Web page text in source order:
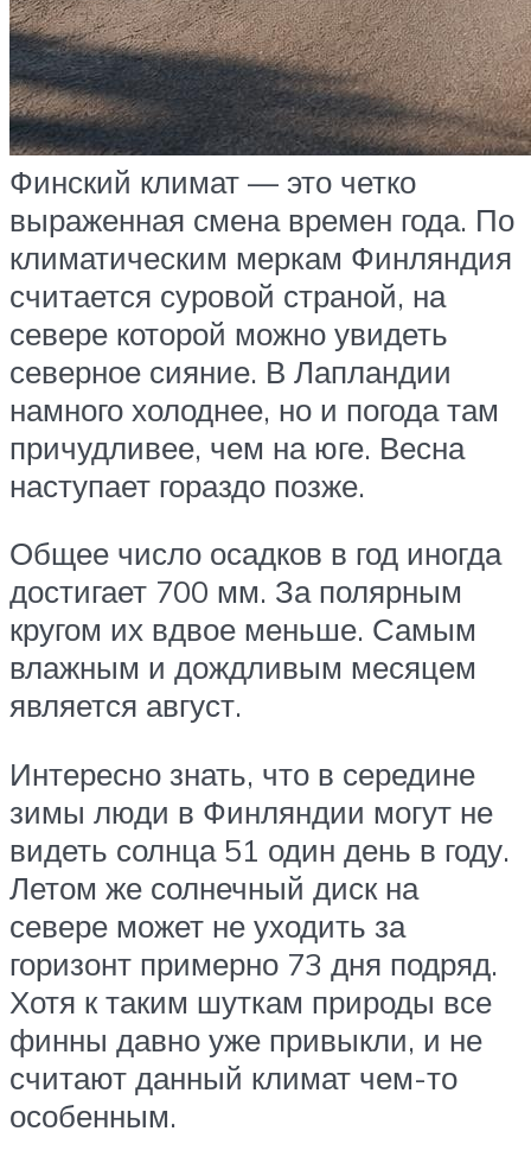
Финский климат — это четко
выраженная смена времен года. По
климатическим меркам Финляндия
считается суровой страной, на
севере которой можно увидеть
северное сияние. В Лапландии
намного холоднее, но и погода там
причудливее, чем на юге. Весна
наступает гораздо позже.
Общее число осадков в год иногда
достигает 700 мм. За полярным
кругом их вдвое меньше. Самым
влажным и дождливым месяцем
является август.
Интересно знать, что в середине
зимы люди в Финляндии могут не
видеть солнца 51 один день в году.
Летом же солнечный диск на
севере может не уходить за
горизонт примерно 73 дня подряд.
Хотя к таким шуткам природы все
финны давно уже привыкли, и не
считают данный климат чем-то
особенным.